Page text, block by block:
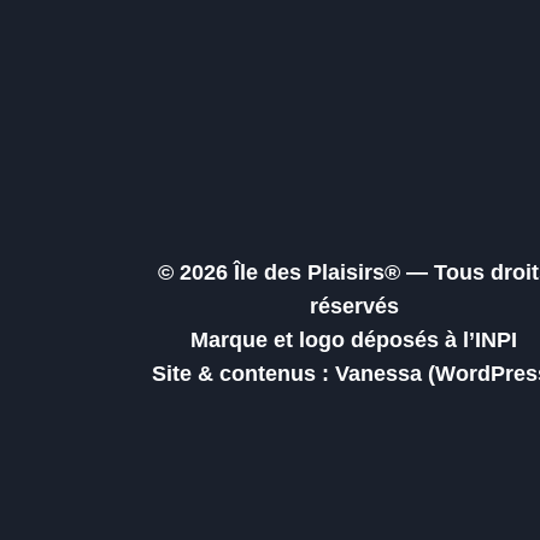
© 2026 Île des Plaisirs® — Tous
réservés
Marque et logo déposés à l’INPI
Site & contenus : Vanessa